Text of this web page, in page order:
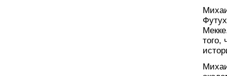
того,